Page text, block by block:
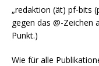
„redaktion (ät) pf-bits
gegen das @-Zeichen
Punkt.)
Wie für alle